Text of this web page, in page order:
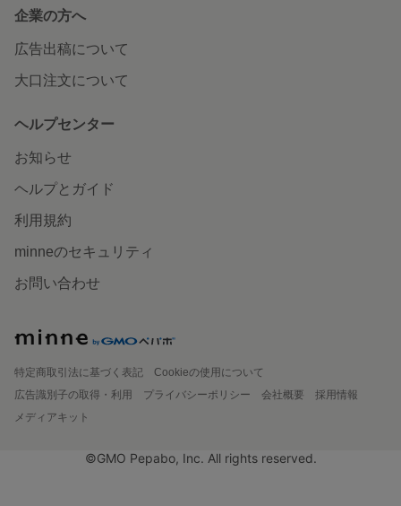
企業の方へ
広告出稿について
大口注文について
ヘルプセンター
お知らせ
ヘルプとガイド
利用規約
minneのセキュリティ
お問い合わせ
特定商取引法に基づく表記
Cookieの使用について
広告識別子の取得・利用
プライバシーポリシー 会社概要
採用情報
メディアキット
©GMO Pepabo, Inc. All rights reserved.